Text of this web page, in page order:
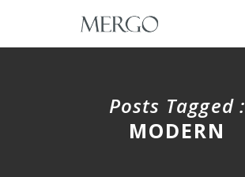
Posts Tagged :
MODERN